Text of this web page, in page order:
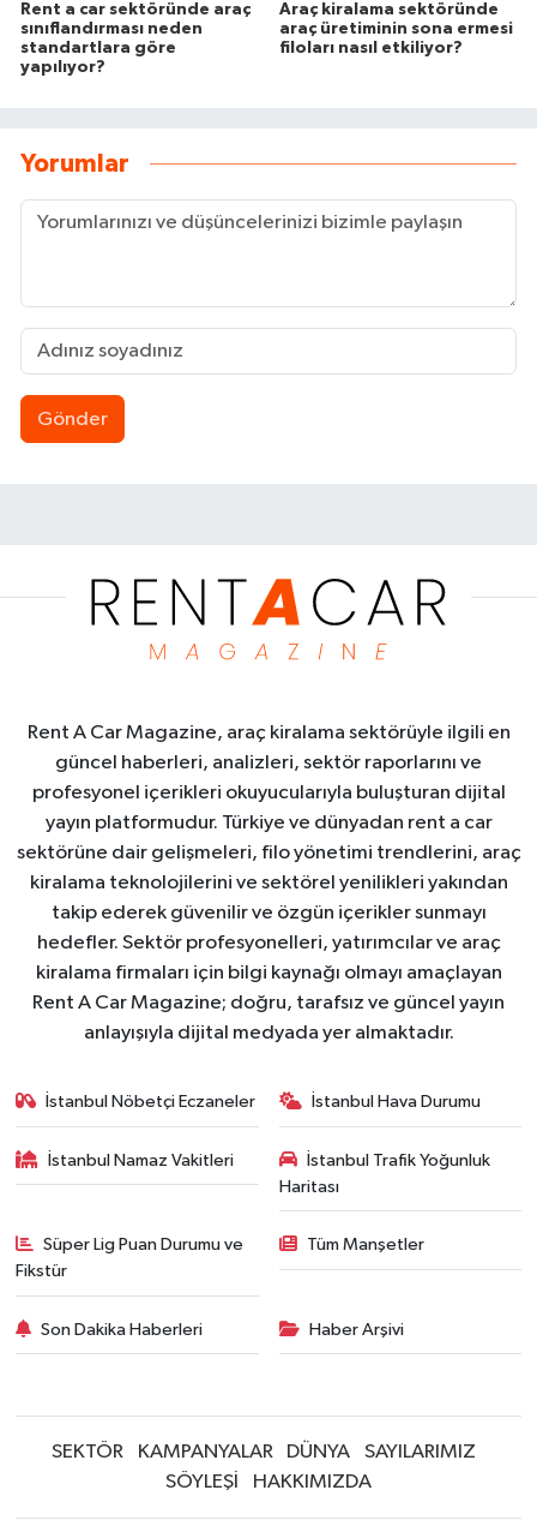
Rent a car sektöründe araç
sınıflandırması neden
standartlara göre
yapılıyor?
Araç kiralama sektöründe
araç üretiminin sona ermesi
filoları nasıl etkiliyor?
Yorumlar
Gönder
Rent A Car Magazine, araç kiralama sektörüyle ilgili en
güncel haberleri, analizleri, sektör raporlarını ve
profesyonel içerikleri okuyucularıyla buluşturan dijital
yayın platformudur. Türkiye ve dünyadan rent a car
sektörüne dair gelişmeleri, filo yönetimi trendlerini, araç
kiralama teknolojilerini ve sektörel yenilikleri yakından
takip ederek güvenilir ve özgün içerikler sunmayı
hedefler. Sektör profesyonelleri, yatırımcılar ve araç
kiralama firmaları için bilgi kaynağı olmayı amaçlayan
Rent A Car Magazine; doğru, tarafsız ve güncel yayın
anlayışıyla dijital medyada yer almaktadır.
İstanbul Nöbetçi Eczaneler İstanbul Hava Durumu
İstanbul Namaz Vakitleri
İstanbul Trafik Yoğunluk
Haritası
Süper Lig Puan Durumu ve
Fikstür
Tüm Manşetler
Son Dakika Haberleri Haber Arşivi
SEKTÖR KAMPANYALAR DÜNYA
SAYILARIMIZ
SÖYLEŞİ
HAKKIMIZDA